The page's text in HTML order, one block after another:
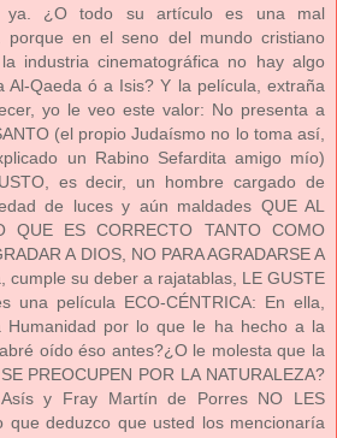
ya. ¿O todo su artículo es una mal
porque en el seno del mundo cristiano
industria cinematográfica no hay algo
Al-Qaeda ó a Isis? Y la película, extraña
yo le veo este valor: No presenta a
(el propio Judaísmo no lo toma así,
un Rabino Sefardita amigo mío)
es decir, un hombre cargado de
de luces y aún maldades QUE AL
QUE ES CORRECTO TANTO COMO
A DIOS, NO PARA AGRADARSE A
cumple su deber a rajatablas, LE GUSTE
una película ECO-CÉNTRICA: En ella,
Humanidad por lo que le ha hecho a la
oído éso antes?¿O le molesta que la
PREOCUPEN POR LA NATURALEZA?
y Fray Martín de Porres NO LES
que deduzco que usted los mencionaría